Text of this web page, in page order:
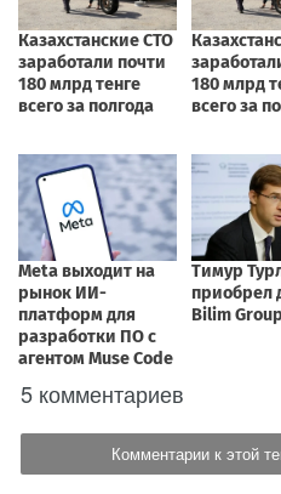
5 комментариев
Комментарии к этой